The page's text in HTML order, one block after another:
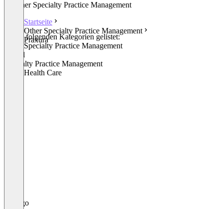
Other Specialty Practice Management
Startseite
Other Specialty Practice Management
Praxura
In den folgenden Kategorien gelistet:
Other Specialty Practice Management
Dental
Specialty Practice Management
Other Health Care